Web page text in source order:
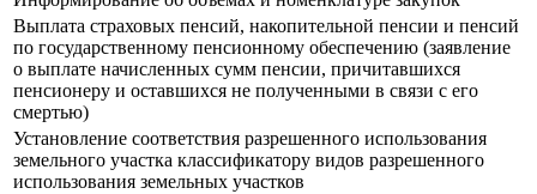
Выплата страховых пенсий, накопительной пенсии и пенсий
по государственному пенсионному обеспечению (заявление
о выплате начисленных сумм пенсии, причитавшихся
пенсионеру и оставшихся не полученными в связи с его
смертью)
Установление соответствия разрешенного использования
земельного участка классификатору видов разрешенного
использования земельных участков